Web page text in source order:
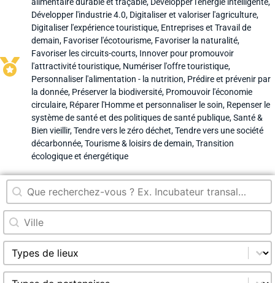
alimentaire durable et traçable, Développer l'énergie intelligente,
Développer l'industrie 4.0, Digitaliser et valoriser l'agriculture,
Digitaliser l'expérience touristique, Entreprises et Travail de
demain, Favoriser l'écotourisme, Favoriser la naturalité,
Favoriser les circuits-courts, Innover pour promouvoir
l'attractivité touristique, Numériser l'offre touristique,
Personnaliser l'alimentation - la nutrition, Prédire et prévenir par
la donnée, Préserver la biodiversité, Promouvoir l'économie
circulaire, Réparer l'Homme et personnaliser le soin, Repenser le
système de santé et des politiques de santé publique,Santé &
Bien vieillir,Tendre vers le zéro déchet,Tendre vers une société
décarbonnée,Tourisme & loisirs de demain,Transition
écologique et énergétique
Recherche dans le titre
Rechercher
Recherche par ville
Rechercher
Sélection type de lieu (select)
Sélectionnez le contenu
Sélection type de partenaire (select)
Sélectionnez le contenu